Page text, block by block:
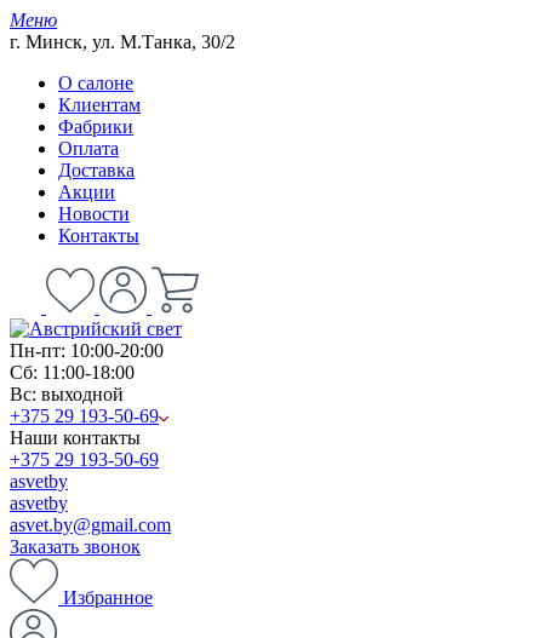
Меню
г. Минск, ул. М.Танка, 30/2
О салоне
Клиентам
Фабрики
Оплата
Доставка
Акции
Новости
Контакты
Пн-пт: 10:00-20:00
Сб: 11:00-18:00
Вс: выходной
+375 29 193-50-69
Наши контакты
+375 29 193-50-69
asvetby
asvetby
asvet.by@gmail.com
Заказать звонок
Избранное